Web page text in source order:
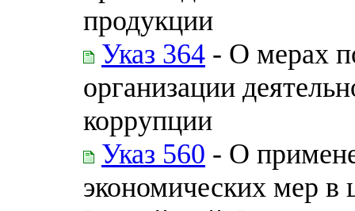
продукции
Указ 364 - О мерах
организации
коррупции
Указ 560 - О
экономических мер в